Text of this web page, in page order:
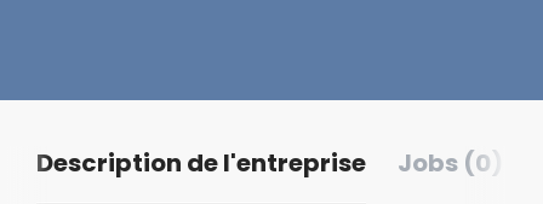
Description de l'entreprise Jobs (0)